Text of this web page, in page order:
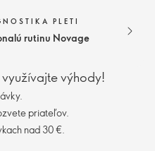
PLETI
rutinu Novage
využívajte výhody!
priateľov.
nad 30 €.